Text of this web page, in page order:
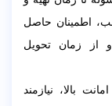
اطمینان حاصل
از زمان تحویل
بالا، نیازمند